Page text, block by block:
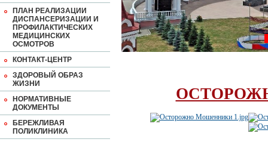
ПЛАН РЕАЛИЗАЦИИ
ДИСПАНСЕРИЗАЦИИ И
ПРОФИЛАКТИЧЕСКИХ
МЕДИЦИНСКИХ
ОСМОТРОВ
КОНТАКТ-ЦЕНТР
ЗДОРОВЫЙ ОБРАЗ
ЖИЗНИ
НОРМАТИВНЫЕ
ДОКУМЕНТЫ
БЕРЕЖЛИВАЯ
ПОЛИКЛИНИКА